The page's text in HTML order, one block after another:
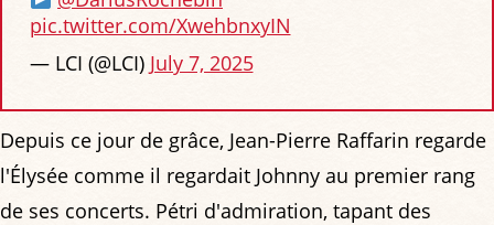
pic.twitter.com/XwehbnxyIN
— LCI (@LCI) July 7, 2025
Depuis ce jour de grâce, Jean-Pierre Raffarin regarde
l'Élysée comme il regardait Johnny au premier rang
de ses concerts. Pétri d'admiration, tapant des